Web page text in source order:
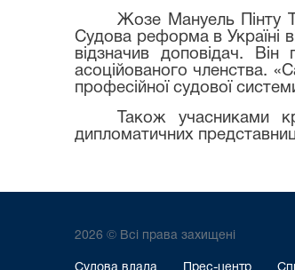
Жозе Мануель Пінту
Судова реформа в Україні
відзначив доповідач.
асоційованого членства.
професійної судової
Також учасниками
дипломатичних
2026 © Всі права захищені